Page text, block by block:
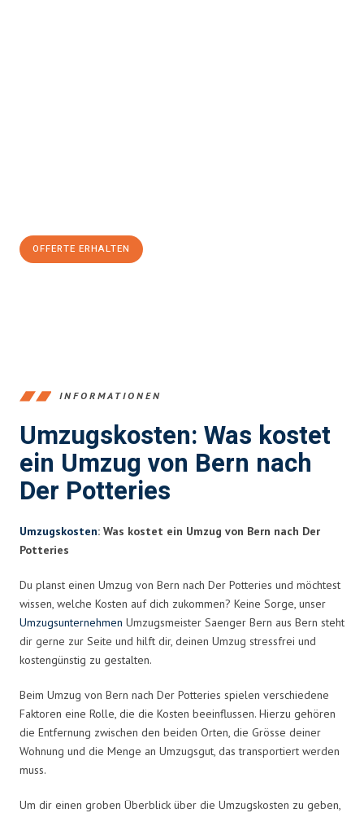
OFFERTE ERHALTEN
INFORMATIONEN
Umzugskosten: Was kostet
ein Umzug von Bern nach
Der Potteries
Umzugskosten: Was kostet ein Umzug von Bern nach Der
Potteries
Du planst einen Umzug von Bern nach Der Potteries und möchtest
wissen, welche Kosten auf dich zukommen? Keine Sorge, unser
Umzugsunternehmen Umzugsmeister Saenger Bern aus Bern steht
dir gerne zur Seite und hilft dir, deinen Umzug stressfrei und
kostengünstig zu gestalten.
Beim Umzug von Bern nach Der Potteries spielen verschiedene
Faktoren eine Rolle, die die Kosten beeinflussen. Hierzu gehören
die Entfernung zwischen den beiden Orten, die Grösse deiner
Wohnung und die Menge an Umzugsgut, das transportiert werden
muss.
Um dir einen groben Überblick über die Umzugskosten zu geben,